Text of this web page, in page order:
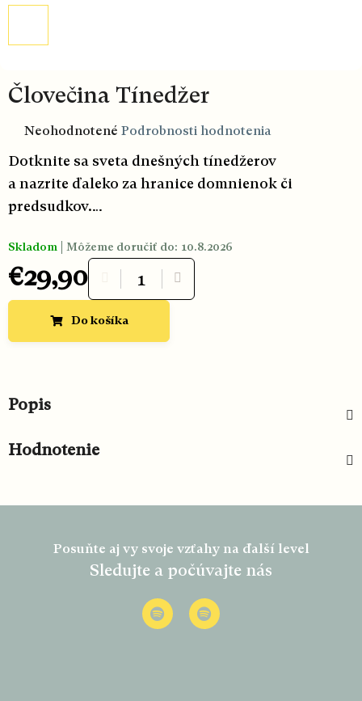
Človečina Tínedžer
Priemerné
produktu
je
0,0
z
5
Neohodnotené Podrobnosti hodnotenia
Dotknite sa sveta dnešných tínedžerov
a nazrite ďaleko za hranice domnienok či
predsudkov.
S Človečinou to ide hravo a zvedavo.
Skladom Môžeme doručiť do: 10.8.2026
€29,90
Jednotková cena:
Do košíka
Popis
Hodnotenie
Posuňte aj vy svoje vzťahy na ďalší level
Sledujte a počúvajte nás